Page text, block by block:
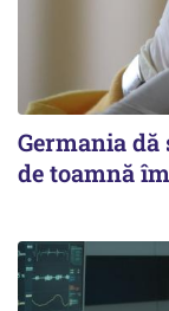
Germania
de toamnă